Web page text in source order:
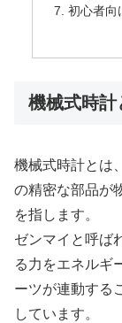
初心者向
機械式時計
機械式時計とは
の精密な部品が
を指します。
ゼンマイと呼ば
る力をエネルギ
ーツが連動する
しています。